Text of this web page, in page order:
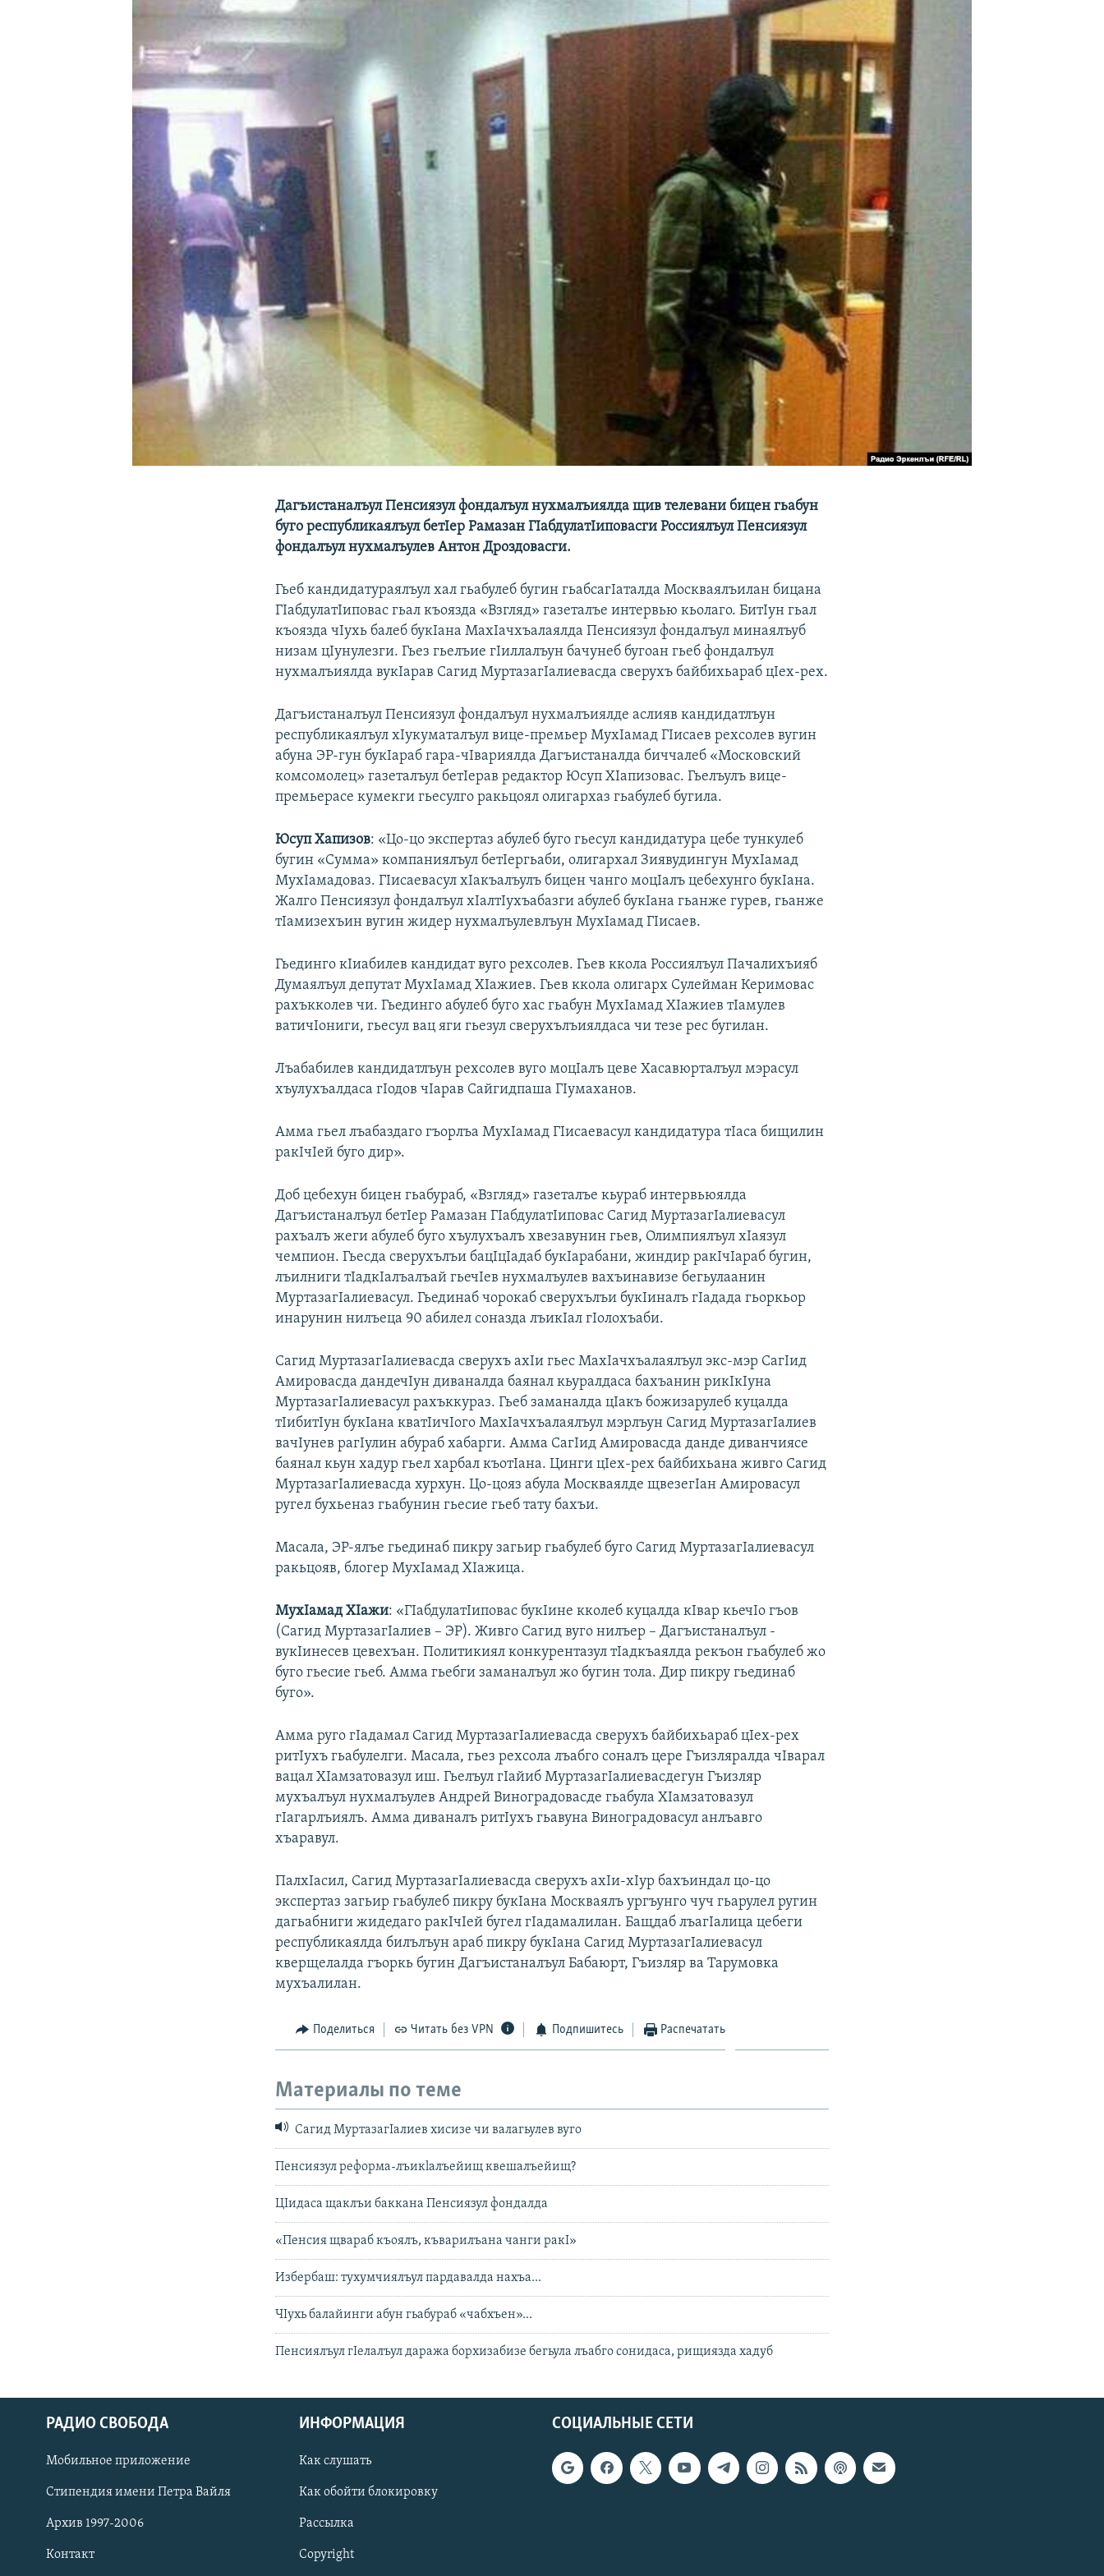
ПОДПИШИТЕСЬ НА РАССЫЛКУ
СОЦИАЛЬНЫЕ СЕТИ
Дагъистаналъул Пенсиязул фондалъул нухмалъиялда щив телевани бицен гьабун
буго республикаялъул бетIер Рамазан ГIабдулатIиповасги Россиялъул Пенсиязул
фондалъул нухмалъулев Антон Дроздовасги.
Гьеб кандидатураялъул хал гьабулеб бугин гьабсагIаталда Москваялъилан бицана
ГIабдулатIиповас гьал къоязда «Взгляд» газеталъе интервью кьолаго. БитIун гьал
къоязда чIухь балеб букIана МахIачхъалаялда Пенсиязул фондалъул минаялъуб
низам цIунулезги. Гьез гьелъие гIиллалъун бачунеб бугоан гьеб фондалъул
нухмалъиялда вукIарав Сагид МуртазагIалиевасда сверухъ байбихьараб цIех-рех.
Дагъистаналъул Пенсиязул фондалъул нухмалъиялде аслияв кандидатлъун
республикаялъул хIукуматалъул вице-премьер МухIамад ГIисаев рехсолев вугин
абуна ЭР-гун букIараб гара-чIвариялда Дагъистаналда биччалеб «Московский
комсомолец» газеталъул бетIерав редактор Юсуп ХIапизовас. Гьелъулъ вице-
премьерасе кумекги гьесулго ракьцоял олигархаз гьабулеб бугила.
Юсуп Хапизов: «Цо-цо экспертаз абулеб буго гьесул кандидатура цебе тункулеб
бугин «Сумма» компаниялъул бетIергьаби, олигархал Зиявудингун МухIамад
МухIамадоваз. ГIисаевасул хIакъалъулъ бицен чанго моцIалъ цебехунго букIана.
Жалго Пенсиязул фондалъул хIалтIухъабазги абулеб букIана гьанже гурев, гьанже
тIамизехъин вугин жидер нухмалъулевлъун МухIамад ГIисаев.
Гьединго кIиабилев кандидат вуго рехсолев. Гьев ккола Россиялъул Пачалихъияб
Думаялъул депутат МухIамад ХIажиев. Гьев ккола олигарх Сулейман Керимовас
рахъкколев чи. Гьединго абулеб буго хас гьабун МухIамад ХIажиев тIамулев
ватичIониги, гьесул вац яги гьезул сверухълъиялдаса чи тезе рес бугилан.
Лъабабилев кандидатлъун рехсолев вуго моцIалъ цеве Хасавюрталъул мэрасул
хъулухъалдаса гIодов чIарав Сайгидпаша ГIумаханов.
Амма гьел лъабаздаго гъорлъа МухIамад ГIисаевасул кандидатура тIаса бищилин
ракIчIей буго дир».
Доб цебехун бицен гьабураб, «Взгляд» газеталъе кьураб интервьюялда
Дагъистаналъул бетIер Рамазан ГIабдулатIиповас Сагид МуртазагIалиевасул
рахъалъ жеги абулеб буго хъулухъалъ хвезавунин гьев, Олимпиялъул хIаязул
чемпион. Гьесда сверухълъи бацIцIадаб букIарабани, жиндир ракIчIараб бугин,
лъилниги тIадкIалъалъай гьечIев нухмалъулев вахъинавизе бегьулаанин
МуртазагIалиевасул. Гьединаб чорокаб сверухълъи букIиналъ гIадада гьоркьор
инарунин нилъеца 90 абилел соназда лъикIал гIолохъаби.
Сагид МуртазагIалиевасда сверухъ ахIи гьес МахIачхъалаялъул экс-мэр СагIид
Амировасда дандечIун диваналда баянал кьуралдаса бахъанин рикIкIуна
МуртазагIалиевасул рахъккураз. Гьеб заманалда цIакъ божизарулеб куцалда
тIибитIун букIана кватIичIого МахIачхъалаялъул мэрлъун Сагид МуртазагIалиев
вачIунев рагIулин абураб хабарги. Амма СагIид Амировасда данде диванчиясе
баянал кьун хадур гьел харбал къотIана. Цинги цIех-рех байбихьана живго Сагид
МуртазагIалиевасда хурхун. Цо-цояз абула Москваялде щвезегIан Амировасул
ругел бухьеназ гьабунин гьесие гьеб тату бахъи.
Масала, ЭР-ялъе гьединаб пикру загьир гьабулеб буго Сагид МуртазагIалиевасул
ракьцояв, блогер МухIамад ХIажица.
МухIамад ХIажи: «ГIабдулатIиповас букIине кколеб куцалда кIвар кьечIо гъов
(Сагид МуртазагIалиев – ЭР). Живго Сагид вуго нилъер – Дагъистаналъул -
вукIинесев цевехъан. Политикиял конкурентазул тIадкъаялда рекъон гьабулеб жо
буго гьесие гьеб. Амма гьебги заманалъул жо бугин тола. Дир пикру гьединаб
буго».
Амма руго гIадамал Сагид МуртазагIалиевасда сверухъ байбихьараб цIех-рех
ритIухъ гьабулелги. Масала, гьез рехсола лъабго соналъ цере Гъизляралда чIварал
вацал ХIамзатовазул иш. Гьелъул гIайиб МуртазагIалиевасдегун Гъизляр
мухъалъул нухмалъулев Андрей Виноградовасде гьабула ХIамзатовазул
гIагарлъиялъ. Амма диваналъ ритIухъ гьавуна Виноградовасул анлъавго
хъаравул.
ПалхIасил, Сагид МуртазагIалиевасда сверухъ ахIи-хIур бахъиндал цо-цо
экспертаз загьир гьабулеб пикру букIана Москваялъ ургъунго чуч гьарулел ругин
дагьабниги жидедаго ракIчIей бугел гIадамалилан. Бащдаб лъагIалица цебеги
республикаялда билълъун араб пикру букIана Сагид МуртазагIалиевасул
кверщелалда гъоркь бугин Дагъистаналъул Бабаюрт, Гъизляр ва Тарумовка
мухъалилан.
Поделиться Читать без VPN Подпишитесь Распечатать
Материалы по теме
Сагид МуртазагIалиев хисизе чи валагьулев вуго
Пенсиязул реформа-лъикlалъейищ квешалъейищ?
ЦIидаса щаклъи баккана Пенсиязул фондалда
«Пенсия щвараб къоялъ, къварилъана чанги ракI»
Избербаш: тухумчиялъул пардавалда нахъа...
ЧIухь балайинги абун гьабураб «чабхъен»...
Пенсиялъул гIелалъул даража борхизабизе бегьула лъабго сонидаса, рищиязда хадуб
СОЦИАЛЬНЫЕ СЕТИ
РАДИО СВОБОДА
Мобильное приложение
Стипендия имени Петра Вайля
Архив 1997-2006
Контакт
ИНФОРМАЦИЯ
Как слушать
Как обойти блокировку
Рассылка
Copyright